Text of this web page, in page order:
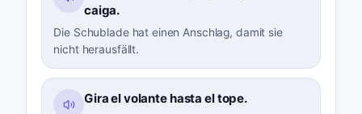
caiga.
Die Schublade hat einen Anschlag, damit sie
nicht herausfällt.
Gira el volante hasta el tope.